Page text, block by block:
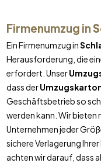
Firmenumzug in
Ein Firmenumzug in
Herausforderung, die
erfordert. Unser
dass der
Geschäftsbetrieb so
werden kann. Wir
Unternehmen jeder
sichere Verlagerung
achten wir darauf, dass